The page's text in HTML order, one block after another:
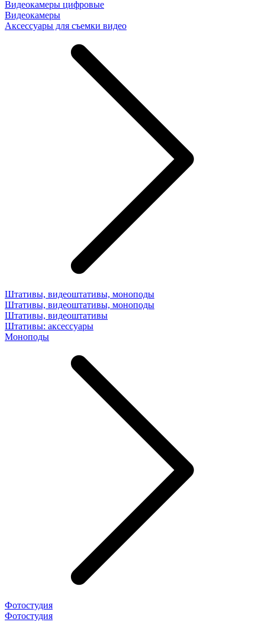
Видеокамеры цифровые
Видеокамеры
Аксессуары для съемки видео
Штативы, видеоштативы, моноподы
Штативы, видеоштативы, моноподы
Штативы, видеоштативы
Штативы: аксессуары
Моноподы
Фотостудия
Фотостудия